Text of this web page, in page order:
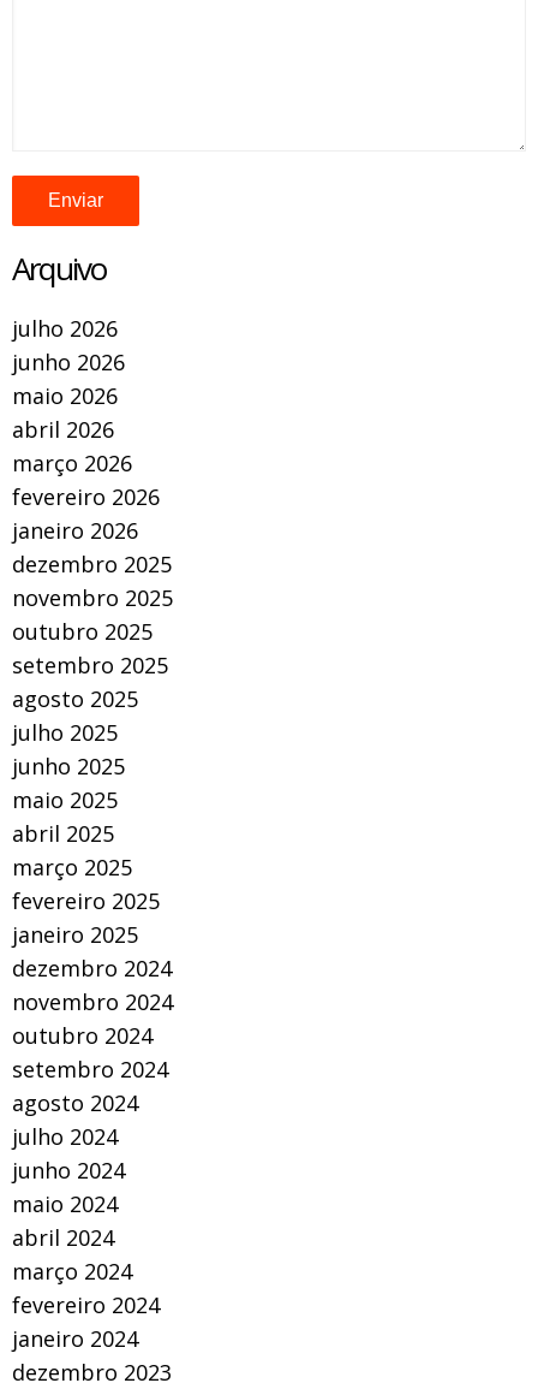
Arquivo
julho 2026
junho 2026
maio 2026
abril 2026
março 2026
fevereiro 2026
janeiro 2026
dezembro 2025
novembro 2025
outubro 2025
setembro 2025
agosto 2025
julho 2025
junho 2025
maio 2025
abril 2025
março 2025
fevereiro 2025
janeiro 2025
dezembro 2024
novembro 2024
outubro 2024
setembro 2024
agosto 2024
julho 2024
junho 2024
maio 2024
abril 2024
março 2024
fevereiro 2024
janeiro 2024
dezembro 2023